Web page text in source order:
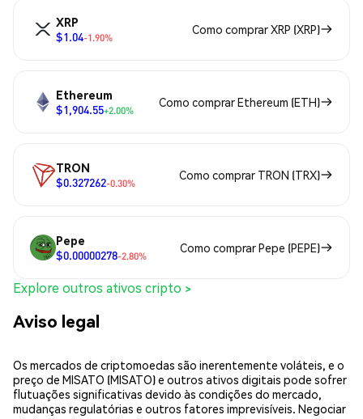
XRP
$1.04-1.90%
Como comprar XRP (XRP)
Ethereum
$1,904.55+2.00%
Como comprar Ethereum (ETH)
TRON
$0.327262-0.30%
Como comprar TRON (TRX)
Pepe
$0.00000278-2.80%
Como comprar Pepe (PEPE)
Explore outros ativos cripto >
Aviso legal
Os mercados de criptomoedas são inerentemente voláteis, e o
preço de MISATO (MISATO) e outros ativos digitais pode sofrer
flutuações significativas devido às condições do mercado,
mudanças regulatórias e outros fatores imprevisíveis. Negociar